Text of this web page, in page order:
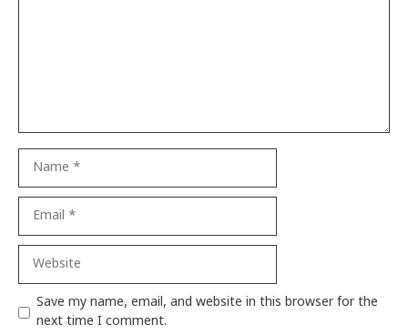
Website
Save my name, email, and website in this browser for the
next time I comment.